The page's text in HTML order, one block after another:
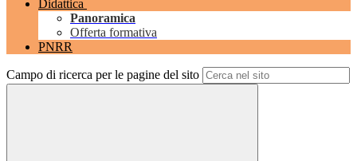
Didattica
Panoramica
Offerta formativa
PNRR
Campo di ricerca per le pagine del sito